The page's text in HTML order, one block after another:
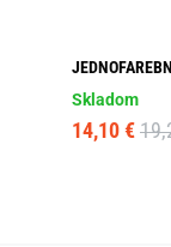
Skladom
14,10 €